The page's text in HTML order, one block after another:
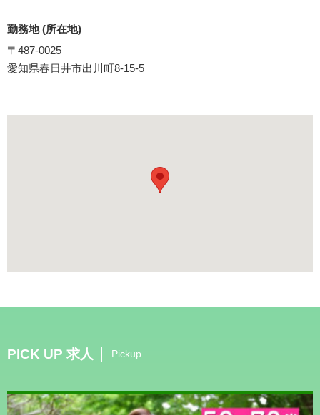
勤務地 (所在地)
〒487-0025
愛知県春日井市出川町8-15-5
PICK UP 求人 Pickup